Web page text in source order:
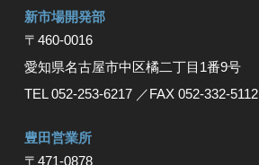
新市場開発部
〒460-0016
愛知県名古屋市中区橘二丁目1番9号
TEL 052-253-6217 ／FAX 052-332-5112
豊⽥営業所
〒471-0878